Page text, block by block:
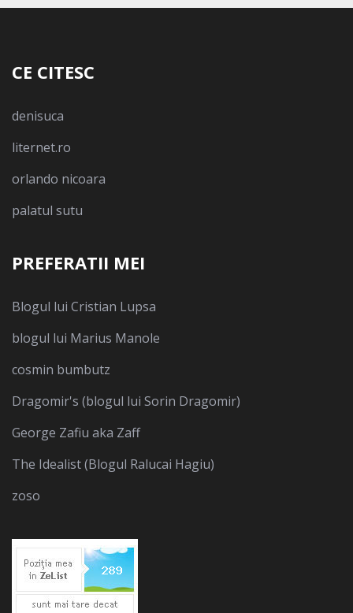
CE CITESC
denisuca
liternet.ro
orlando nicoara
palatul sutu
PREFERATII MEI
Blogul lui Cristian Lupsa
blogul lui Marius Manole
cosmin bumbutz
Dragomir's (blogul lui Sorin Dragomir)
George Zafiu aka Zaff
The Idealist (Blogul Ralucai Hagiu)
zoso